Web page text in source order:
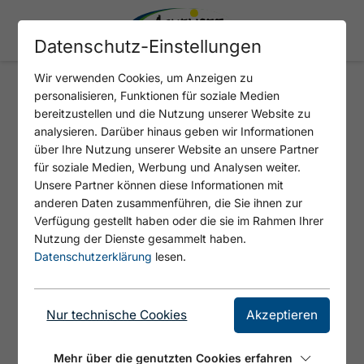
HOF MÜHLEGG
Datenschutz-Einstellungen
Wir verwenden Cookies, um Anzeigen zu
personalisieren, Funktionen für soziale Medien
bereitzustellen und die Nutzung unserer Website zu
analysieren. Darüber hinaus geben wir Informationen
über Ihre Nutzung unserer Website an unsere Partner
für soziale Medien, Werbung und Analysen weiter.
Unsere Partner können diese Informationen mit
anderen Daten zusammenführen, die Sie ihnen zur
Verfügung gestellt haben oder die sie im Rahmen Ihrer
Nutzung der Dienste gesammelt haben.
Datenschutzerklärung lesen.
Nur technische Cookies Akzeptieren
Mehr über die genutzten Cookies erfahren